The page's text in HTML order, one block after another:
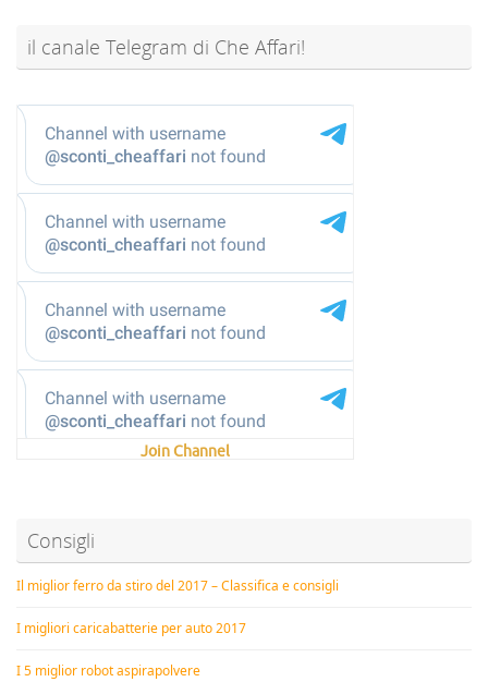
il canale Telegram di Che Affari!
Join Channel
Consigli
Il miglior ferro da stiro del 2017 – Classifica e consigli
I migliori caricabatterie per auto 2017
I 5 miglior robot aspirapolvere